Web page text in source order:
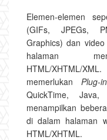
Elemen-elemen
(GIFs, JPEGs,
Graphics) dan
halaman
HTML/XHTML/
memerlukan Plug-
QuickTime,
menampilkan
di dalam halaman
HTML/XHTML.